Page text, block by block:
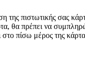
πιστωτικής σας
θα πρέπει να
πίσω μέρος της